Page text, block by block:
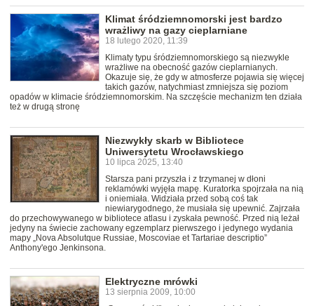
Klimat śródziemnomorski jest bardzo
wrażliwy na gazy cieplarniane
18 lutego 2020, 11:39
Klimaty typu śródziemnomorskiego są niezwykle
wrażliwe na obecność gazów cieplarnianych.
Okazuje się, że gdy w atmosferze pojawia się więcej
takich gazów, natychmiast zmniejsza się poziom
opadów w klimacie śródziemnomorskim. Na szczęście mechanizm ten działa
też w drugą stronę
Niezwykły skarb w Bibliotece
Uniwersytetu Wrocławskiego
10 lipca 2025, 13:40
Starsza pani przyszła i z trzymanej w dłoni
reklamówki wyjęła mapę. Kuratorka spojrzała na nią
i oniemiała. Widziała przed sobą coś tak
niewiarygodnego, że musiała się upewnić. Zajrzała
do przechowywanego w bibliotece atlasu i zyskała pewność. Przed nią leżał
jedyny na świecie zachowany egzemplarz pierwszego i jedynego wydania
mapy „Nova Absolutque Russiae, Moscoviae et Tartariae descriptio”
Anthony'ego Jenkinsona.
Elektryczne mrówki
13 sierpnia 2009, 10:00